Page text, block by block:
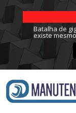
Batalha de
existe